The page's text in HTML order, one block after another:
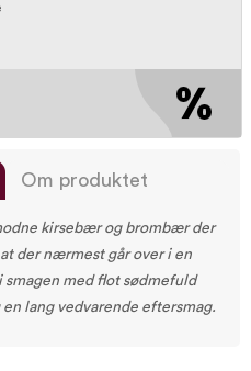
Om produktet
kirsebær og brombær der
der nærmest går over i en
smagen med flot sødmefuld
lang vedvarende eftersmag.